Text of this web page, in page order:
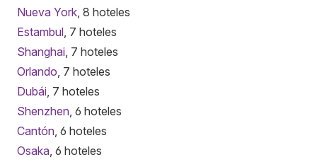
Nueva York , 8 hoteles
Estambul , 7 hoteles
Shanghai , 7 hoteles
Orlando , 7 hoteles
Dubái , 7 hoteles
Shenzhen , 6 hoteles
Cantón , 6 hoteles
Osaka , 6 hoteles